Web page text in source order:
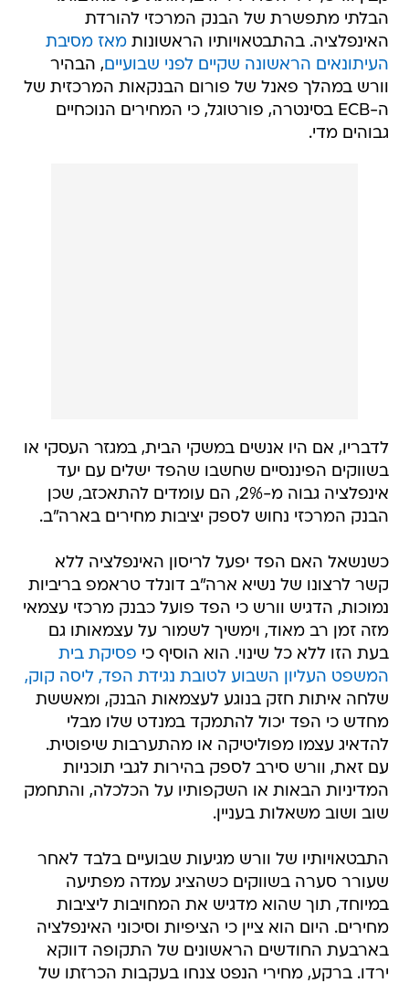
הבלתי מתפשרת של הבנק המרכזי להורדת
האינפלציה. בהתבטאויותיו הראשונותמאז מסיבת
העיתונאים הראשונה שקיים לפני שבועיים, הבהיר
וורש במהלך פאנל של פורום הבנקאות המרכזית של
ה-ECB בסינטרה, פורטוגל, כי המחירים הנוכחיים
גבוהים מדי.
לדבריו, אם היו אנשים במשקי הבית, במגזר העסקי או
בשווקים הפיננסיים שחשבו שהפד ישלים עם יעד
אינפלציה גבוה מ-2%, הם עומדים להתאכזב, שכן
הבנק המרכזי נחוש לספק יציבות מחירים בארה"ב.
כשנשאל האם הפד יפעל לריסון האינפלציה ללא
קשר לרצונו של נשיא ארה"ב דונלד טראמפ בריביות
נמוכות, הדגיש וורש כי הפד פועל כבנק מרכזי עצמאי
מזה זמן רב מאוד, וימשיך לשמור על עצמאותו גם
בעת הזו ללא כל שינוי. הוא הוסיף כי פסיקת בית
המשפט העליון השבוע לטובת נגידת הפד, ליסה קוק,
שלחה איתות חזק בנוגע לעצמאות הבנק, ומאששת
מחדש כי הפד יכול להתמקד במנדט שלו מבלי
להדאיג עצמו מפוליטיקה או מהתערבות שיפוטית.
עם זאת, וורש סירב לספק בהירות לגבי תוכניות
המדיניות הבאות או השקפותיו על הכלכלה, והתחמק
שוב ושוב משאלות בעניין.
התבטאויותיו של וורש מגיעות שבועיים בלבד לאחר
שעורר סערה בשווקים כשהציג עמדה מפתיעה
במיוחד, תוך שהוא מדגיש את המחויבות ליציבות
מחירים. היום הוא ציין כי הציפיות וסיכוני האינפלציה
בארבעת החודשים הראשונים של התקופה דווקא
ירדו. ברקע, מחירי הנפט צנחו בעקבות הכרזתו של